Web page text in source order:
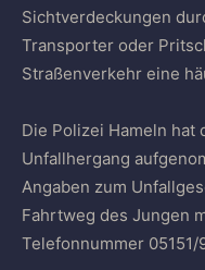
Sichtverdeckungen
Transporter oder
Straßenverkehr eine
Die Polizei Hameln hat
Unfallhergang
Angaben zum
Fahrtweg des Jungen
Telefonnummer